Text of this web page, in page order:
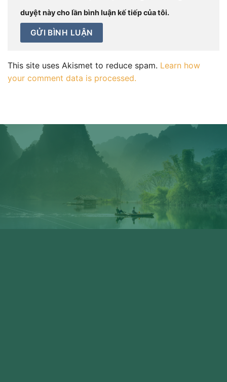
duyệt này cho lần bình luận kế tiếp của tôi.
This site uses Akismet to reduce spam. Learn how
your comment data is processed.